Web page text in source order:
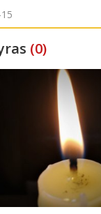
m.) ir
(0)